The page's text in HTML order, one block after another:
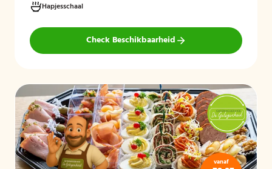
Hapjesschaal
Check Beschikbaarheid
vanaf